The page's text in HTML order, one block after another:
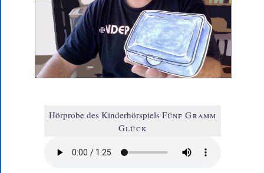
Hörprobe des KinderhörspielsFünf Gramm
Glück